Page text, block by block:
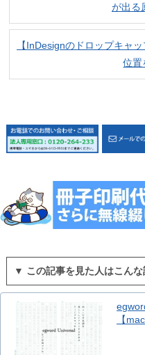
が出る
【InDesignのドロップキャ
位
▼ この記事を見た人はこんな
【